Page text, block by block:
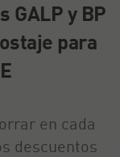
GALP y BP
para
en cada
descuentos